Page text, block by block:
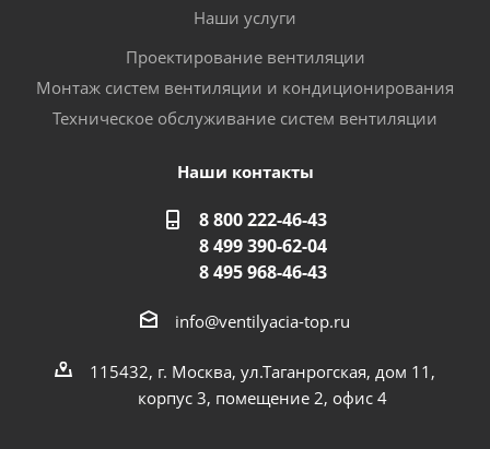
Наши услуги
Проектирование вентиляции
Монтаж систем вентиляции и кондиционирования
Техническое обслуживание систем вентиляции
Наши контакты
8 800 222-46-43
8 499 390-62-04
8 495 968-46-43
info@ventilyacia-top.ru
115432, г. Москва, ул.Таганрогская, дом 11,
корпус 3, помещение 2, офис 4